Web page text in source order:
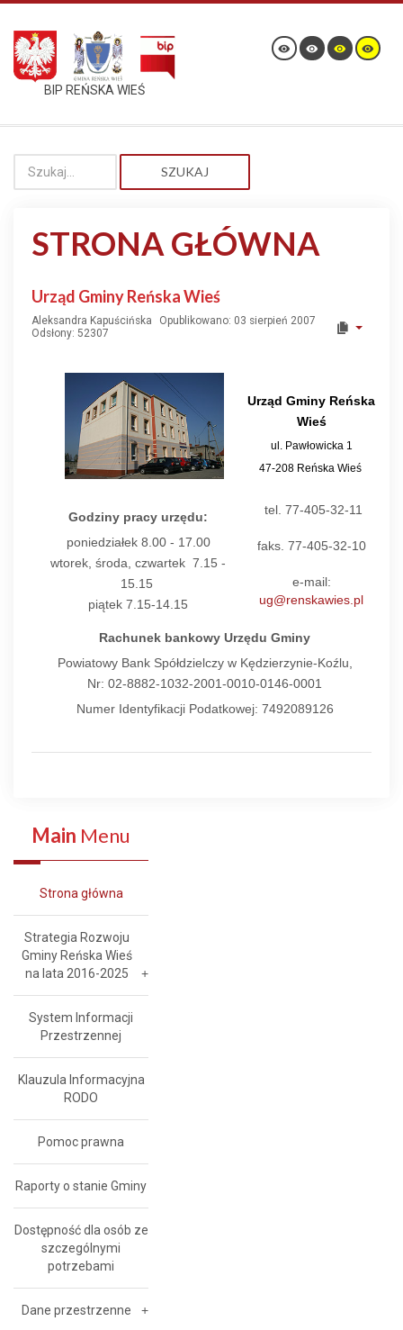
BIP REŃSKA WIEŚ
SZUKAJ
STRONA GŁÓWNA
Urząd Gminy Reńska Wieś
Aleksandra Kapuścińska
Opublikowano: 03 sierpień 2007
Odsłony: 52307
Urząd Gminy Reńska
Wieś
ul. Pawłowicka 1
47-208 Reńska Wieś
Godziny pracy urzędu:
poniedziałek 8.00 - 17.00
wtorek, środa, czwartek 7.15 -
15.15
piątek 7.15-14.15
tel. 77-405-32-11
faks. 77-405-32-10
e-mail:
ug@renskawies.pl
Rachunek bankowy Urzędu Gminy
Powiatowy Bank Spółdzielczy w Kędzierzynie-Koźlu,
Nr: 02-8882-1032-2001-0010-0146-0001
Numer Identyfikacji Podatkowej: 7492089126
Main Menu
Strona główna
Strategia Rozwoju
Gminy Reńska Wieś
na lata 2016-2025
System Informacji
Przestrzennej
Klauzula Informacyjna
RODO
Pomoc prawna
Raporty o stanie Gminy
Dostępność dla osób ze
szczególnymi
potrzebami
Dane przestrzenne